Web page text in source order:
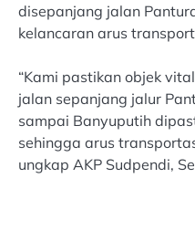
disepanjang jalan
kelancaran arus
“Kami pastikan objek
jalan sepanjang jalur
sampai Banyuputih
sehingga arus
ungkap AKP Sudpendi,